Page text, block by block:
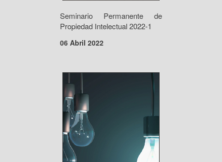
Seminario Permanente de
Propiedad Intelectual 2022-1
06 Abril 2022